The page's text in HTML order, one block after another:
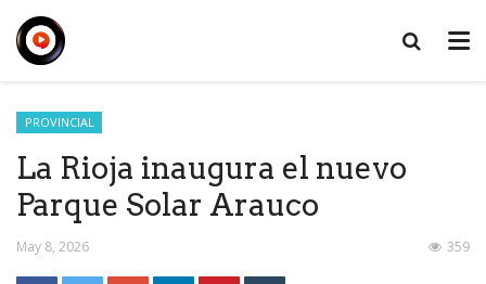
PROVINCIAL
La Rioja inaugura el nuevo
Parque Solar Arauco
May 8, 2026 359